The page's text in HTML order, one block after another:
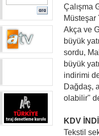
Çalışma
Müsteşar
Akça ve
büyük
sordu,
büyük
indirimi
Dağdaş,
olabilir"
KDV
Tekstil